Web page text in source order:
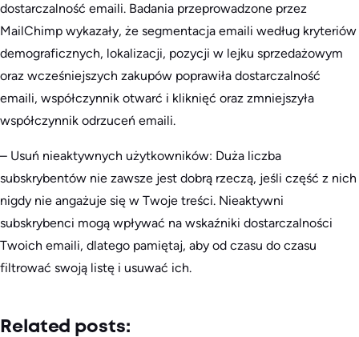
dostarczalność emaili. Badania przeprowadzone przez
MailChimp wykazały, że segmentacja emaili według kryteriów
demograficznych, lokalizacji, pozycji w lejku sprzedażowym
oraz wcześniejszych zakupów poprawiła dostarczalność
emaili, współczynnik otwarć i kliknięć oraz zmniejszyła
współczynnik odrzuceń emaili.
– Usuń nieaktywnych użytkowników: Duża liczba
subskrybentów nie zawsze jest dobrą rzeczą, jeśli część z nich
nigdy nie angażuje się w Twoje treści. Nieaktywni
subskrybenci mogą wpływać na wskaźniki dostarczalności
Twoich emaili, dlatego pamiętaj, aby od czasu do czasu
filtrować swoją listę i usuwać ich.
Related posts: